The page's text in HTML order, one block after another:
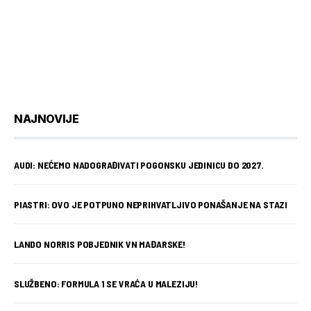
NAJNOVIJE
AUDI: NEĆEMO NADOGRAĐIVATI POGONSKU JEDINICU DO 2027.
PIASTRI: OVO JE POTPUNO NEPRIHVATLJIVO PONAŠANJE NA STAZI
LANDO NORRIS POBJEDNIK VN MAĐARSKE!
SLUŽBENO: FORMULA 1 SE VRAĆA U MALEZIJU!